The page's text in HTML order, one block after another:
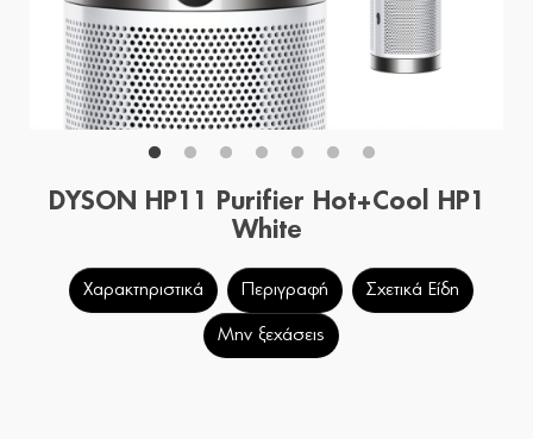
DYSON HP11 Purifier Hot+Cool HP1
White
Χαρακτηριστικά Περιγραφή Σχετικά Είδη
Μην ξεχάσεις